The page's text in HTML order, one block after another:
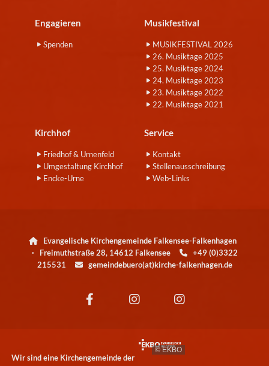
Engagieren
Spenden
Musikfestival
MUSIKFESTIVAL 2026
26. Musiktage 2025
25. Musiktage 2024
24. Musiktage 2023
23. Musiktage 2022
22. Musiktage 2021
Kirchhof
Friedhof & Urnenfeld
Umgestaltung Kirchhof
Encke-Urne
Service
Kontakt
Stellenausschreibung
Web-Links

Evangelische Kirchengemeinde Falkensee-Falkenhagen
· Freimuthstraße 28, 14612 Falkensee
+49 (0)3322
215531
gemeindebuero(at)kirche-falkenhagen.de
Wir sind eine Kirchengemeinde der
© EKBO